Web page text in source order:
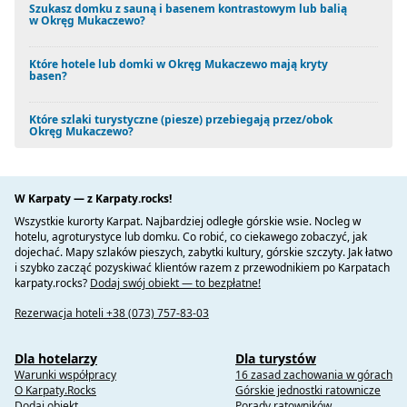
Arboretum Berezynka, wieś Berezynka.
Farma strusi, Pawszyno. Afrykańskie ptaki od dawna
Muzeum Historyczne Mukaczewo zajmuje wszystkie piętra
najsłynniejszego zabytku miasta - zamku Palanok. Budynek
architektów.
Dunavka to góra w ukraińskich Karpatach, w masywie Sinyak,
Góra Lovachka w Mukaczewie nadal skrywa wiele tajemnic
Celtów, którzy osiedlili się tutaj w 1-3 wieku pne. Rzeźba Celta
zainstalowana na balustradzie rzeki Latorytsia przypomina
mieszkańcom o dawnych czasach.
Celtyckie Podwórko w Mukaczewie jest jedynym zielonym
kompleksem turystycznym na Zakarpaciu, który odtwarza
życie, zwyczaje, a nawet potrawy i napoje Celtów, którzy
oppidum na zboczach gór Lovachka i Halish na obrzeżach
miasta. Kamienne tarasy z tamtych czasów przetrwały do
dziś.
Szukasz domku z sauną i basenem kontrastowym lub balią
w Okręg Mukaczewo?
Które hotele lub domki w Okręg Mukaczewo mają kryty
basen?
Które szlaki turystyczne (piesze) przebiegają przez/obok
Okręg Mukaczewo?
W Karpaty — z Karpaty.rocks!
Wszystkie kurorty Karpat. Najbardziej odległe górskie wsie. Nocleg w
hotelu, agroturystyce lub domku. Co robić, co ciekawego zobaczyć, jak
dojechać. Mapy szlaków pieszych, zabytki kultury, górskie szczyty. Jak łatwo
i szybko zacząć pozyskiwać klientów razem z przewodnikiem po Karpatach
karpaty.rocks? Dodaj swój obiekt — to bezpłatne!
Rezerwacja hoteli +38 (073) 757-83-03
Dla hotelarzy
Warunki współpracy
O Karpaty.Rocks
Dla turystów
16 zasad zachowania w górach
Górskie jednostki ratownicze